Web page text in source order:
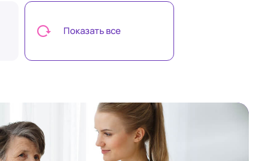
Показать все